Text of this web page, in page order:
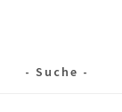
Suche